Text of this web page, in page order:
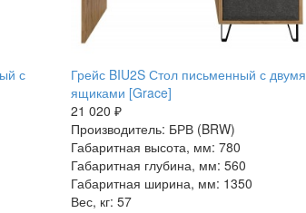
с
Грейс BIU2S Стол письменный с двумя
ящиками [Grace]
21 020 ₽
Производитель: БРВ (BRW)
Габаритная высота, мм: 780
Габаритная глубина, мм: 560
Габаритная ширина, мм: 1350
Вес, кг: 57